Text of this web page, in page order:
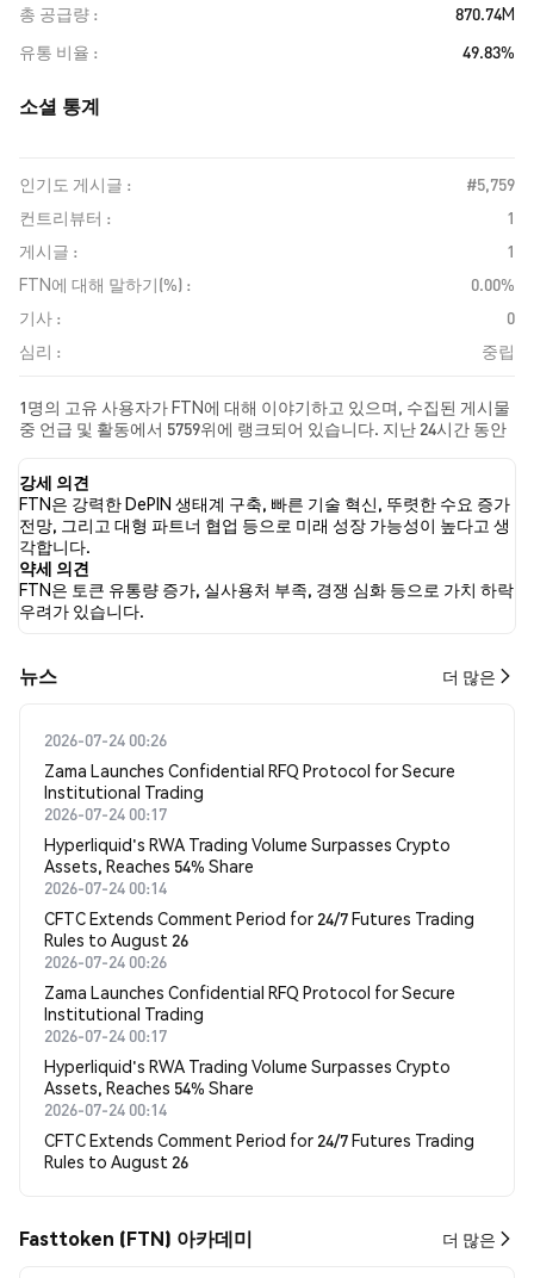
총 공급량
870.74M
유통 비율
49.83%
소셜 통계
인기도 게시글 :
#5,759
컨트리뷰터 :
1
게시글 :
1
FTN에 대해 말하기(%) :
0.00%
기사 :
0
심리 :
중립
1명의 고유 사용자가 FTN에 대해 이야기하고 있으며, 수집된 게시물
중 언급 및 활동에서 5759위에 랭크되어 있습니다. 지난 24시간 동안
로, FTN에 대한 뉴스 기사 0건이 게시되었습니다. 트위터에서는
0.00%의 트윗이 강세 감정을, 0.00%의 트윗이 약세 감정을 보였습니
다. 100.00%의 트윗은 FTN에 대해 중립적인 감정을 나타냈습니다.
이 감정 분석은 1개의 트윗을 기반으로 합니다.
강세 의견
FTN은 강력한 DePIN 생태계 구축, 빠른 기술 혁신, 뚜렷한 수요 증가
전망, 그리고 대형 파트너 협업 등으로 미래 성장 가능성이 높다고 생
각합니다.
약세 의견
FTN은 토큰 유통량 증가, 실사용처 부족, 경쟁 심화 등으로 가치 하락
우려가 있습니다.
뉴스 더 많은
2026-07-24 00:26
Zama Launches Confidential RFQ Protocol for Secure
Institutional Trading
2026-07-24 00:17
Hyperliquid's RWA Trading Volume Surpasses Crypto
Assets, Reaches 54% Share
2026-07-24 00:14
CFTC Extends Comment Period for 24/7 Futures Trading
Rules to August 26
2026-07-24 00:26
Zama Launches Confidential RFQ Protocol for Secure
Institutional Trading
2026-07-24 00:17
Hyperliquid's RWA Trading Volume Surpasses Crypto
Assets, Reaches 54% Share
2026-07-24 00:14
CFTC Extends Comment Period for 24/7 Futures Trading
Rules to August 26
Fasttoken (FTN) 아카데미 더 많은